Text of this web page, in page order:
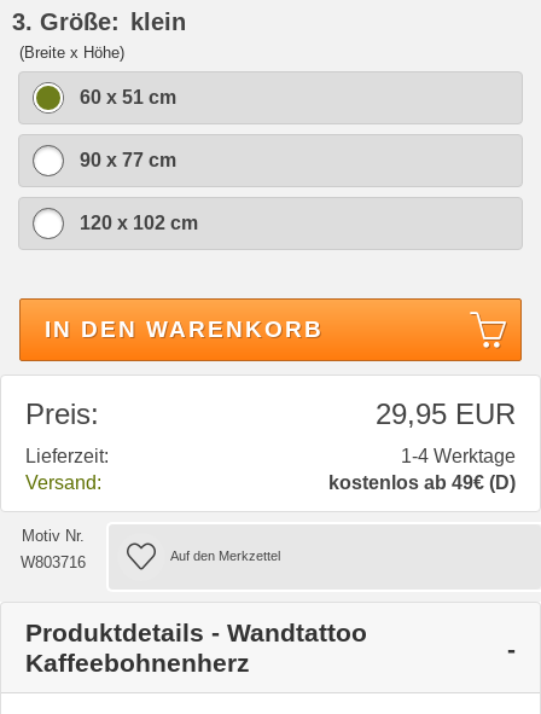
3. Größe: klein
(Breite x Höhe)
60 x 51 cm
90 x 77 cm
120 x 102 cm
IN DEN WARENKORB
Preis: 29,95 EUR
Lieferzeit:
1-4 Werktage
Versand:
kostenlos ab 49€ (D)
Motiv Nr.
W803716
Produktdetails - Wandtattoo
Kaffeebohnenherz